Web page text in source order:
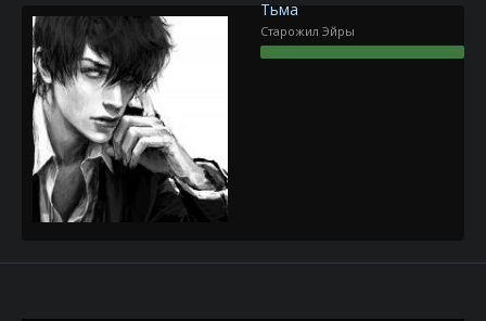
Тьма
Старожил Эйры